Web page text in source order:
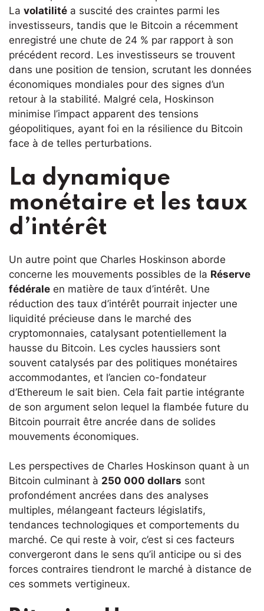
La volatilité a suscité des craintes parmi les
investisseurs, tandis que le Bitcoin a récemment
enregistré une chute de 24 % par rapport à son
précédent record. Les investisseurs se trouvent
dans une position de tension, scrutant les données
économiques mondiales pour des signes d’un
retour à la stabilité. Malgré cela, Hoskinson
minimise l’impact apparent des tensions
géopolitiques, ayant foi en la résilience du Bitcoin
face à de telles perturbations.
La dynamique
monétaire et les taux
d’intérêt
Un autre point que Charles Hoskinson aborde
concerne les mouvements possibles de la Réserve
fédérale en matière de taux d’intérêt. Une
réduction des taux d’intérêt pourrait injecter une
liquidité précieuse dans le marché des
cryptomonnaies, catalysant potentiellement la
hausse du Bitcoin. Les cycles haussiers sont
souvent catalysés par des politiques monétaires
accommodantes, et l’ancien co-fondateur
d’Ethereum le sait bien. Cela fait partie intégrante
de son argument selon lequel la flambée future du
Bitcoin pourrait être ancrée dans de solides
mouvements économiques.
Les perspectives de Charles Hoskinson quant à un
Bitcoin culminant à 250 000 dollars sont
profondément ancrées dans des analyses
multiples, mélangeant facteurs législatifs,
tendances technologiques et comportements du
marché. Ce qui reste à voir, c’est si ces facteurs
convergeront dans le sens qu’il anticipe ou si des
forces contraires tiendront le marché à distance de
ces sommets vertigineux.